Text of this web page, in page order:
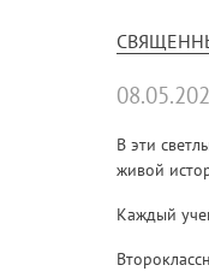
В эти
живой
Каждый